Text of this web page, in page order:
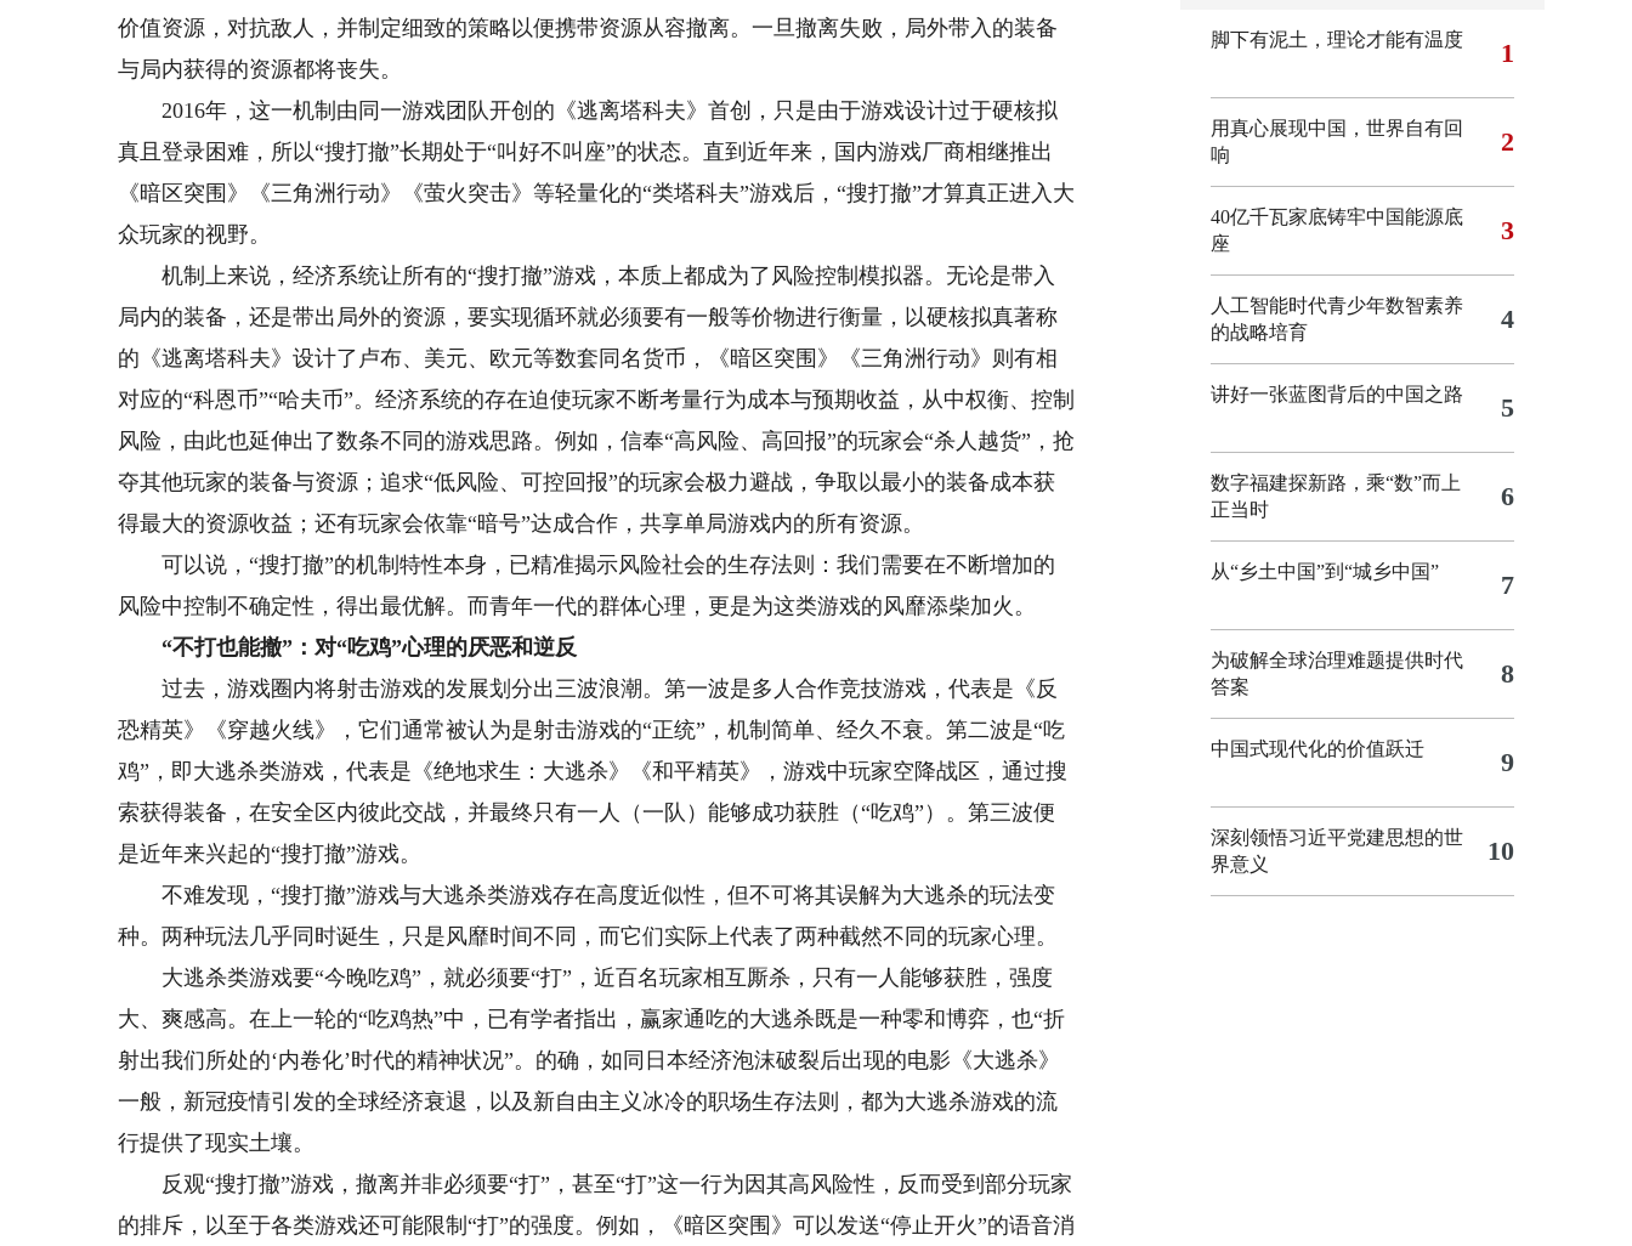
价值资源，对抗敌人，并制定细致的策略以便携带资源从容撤离。一旦撤离失败，局外带入的装备
与局内获得的资源都将丧失。
2016年，这一机制由同一游戏团队开创的《逃离塔科夫》首创，只是由于游戏设计过于硬核拟
真且登录困难，所以“搜打撤”长期处于“叫好不叫座”的状态。直到近年来，国内游戏厂商相继推出
《暗区突围》《三角洲行动》《萤火突击》等轻量化的“类塔科夫”游戏后，“搜打撤”才算真正进入大
众玩家的视野。
机制上来说，经济系统让所有的“搜打撤”游戏，本质上都成为了风险控制模拟器。无论是带入
局内的装备，还是带出局外的资源，要实现循环就必须要有一般等价物进行衡量，以硬核拟真著称
的《逃离塔科夫》设计了卢布、美元、欧元等数套同名货币，《暗区突围》《三角洲行动》则有相
对应的“科恩币”“哈夫币”。经济系统的存在迫使玩家不断考量行为成本与预期收益，从中权衡、控制
风险，由此也延伸出了数条不同的游戏思路。例如，信奉“高风险、高回报”的玩家会“杀人越货”，抢
夺其他玩家的装备与资源；追求“低风险、可控回报”的玩家会极力避战，争取以最小的装备成本获
得最大的资源收益；还有玩家会依靠“暗号”达成合作，共享单局游戏内的所有资源。
可以说，“搜打撤”的机制特性本身，已精准揭示风险社会的生存法则：我们需要在不断增加的
风险中控制不确定性，得出最优解。而青年一代的群体心理，更是为这类游戏的风靡添柴加火。
“不打也能撤”：对“吃鸡”心理的厌恶和逆反
过去，游戏圈内将射击游戏的发展划分出三波浪潮。第一波是多人合作竞技游戏，代表是《反
恐精英》《穿越火线》，它们通常被认为是射击游戏的“正统”，机制简单、经久不衰。第二波是“吃
鸡”，即大逃杀类游戏，代表是《绝地求生：大逃杀》《和平精英》，游戏中玩家空降战区，通过搜
索获得装备，在安全区内彼此交战，并最终只有一人（一队）能够成功获胜（“吃鸡”）。第三波便
是近年来兴起的“搜打撤”游戏。
不难发现，“搜打撤”游戏与大逃杀类游戏存在高度近似性，但不可将其误解为大逃杀的玩法变
种。两种玩法几乎同时诞生，只是风靡时间不同，而它们实际上代表了两种截然不同的玩家心理。
大逃杀类游戏要“今晚吃鸡”，就必须要“打”，近百名玩家相互厮杀，只有一人能够获胜，强度
大、爽感高。在上一轮的“吃鸡热”中，已有学者指出，赢家通吃的大逃杀既是一种零和博弈，也“折
射出我们所处的‘内卷化’时代的精神状况”。的确，如同日本经济泡沫破裂后出现的电影《大逃杀》
一般，新冠疫情引发的全球经济衰退，以及新自由主义冰冷的职场生存法则，都为大逃杀游戏的流
行提供了现实土壤。
反观“搜打撤”游戏，撤离并非必须要“打”，甚至“打”这一行为因其高风险性，反而受到部分玩家
的排斥，以至于各类游戏还可能限制“打”的强度。例如，《暗区突围》可以发送“停止开火”的语音消
脚下有泥土，理论才能有温度 1
用真心展现中国，世界自有回
响
2
40亿千瓦家底铸牢中国能源底
座
3
人工智能时代青少年数智素养
的战略培育
4
讲好一张蓝图背后的中国之路 5
数字福建探新路，乘“数”而上
正当时
6
从“乡土中国”到“城乡中国” 7
为破解全球治理难题提供时代
答案
8
中国式现代化的价值跃迁 9
深刻领悟习近平党建思想的世
界意义
10